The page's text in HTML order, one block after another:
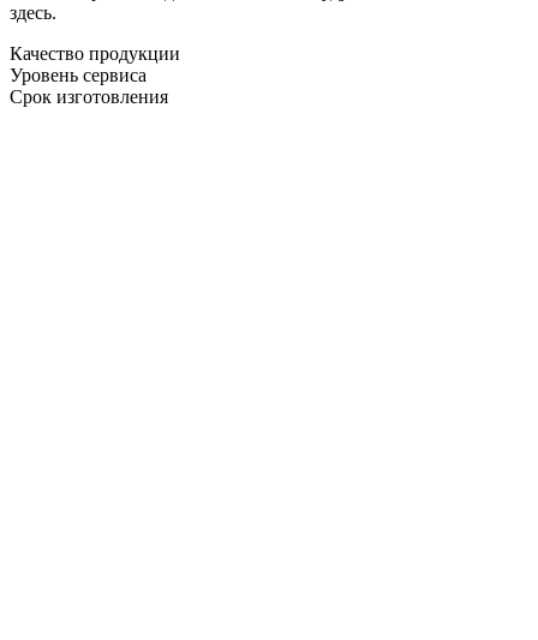
здесь.
Качество продукции
Уровень сервиса
Срок изготовления